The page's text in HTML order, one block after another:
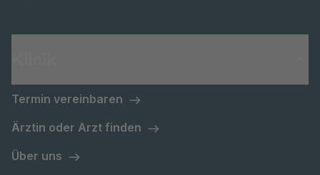
Termin vereinbaren
Ärztin oder Arzt finden
Über uns